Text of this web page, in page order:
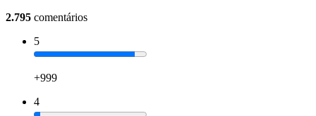
2.795 comentários
5
+999
4